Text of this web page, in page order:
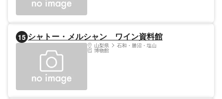
15 シャトー・メルシャン ワイン資料館
山梨県 石和・勝沼・塩山
博物館